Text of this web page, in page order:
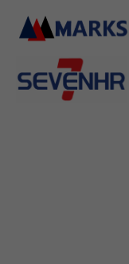
content